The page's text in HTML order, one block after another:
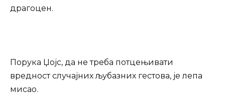
драгоцен.
Порука Џојс, да не треба потцењивати
вредност случајних љубазних гестова, је лепа
мисао.